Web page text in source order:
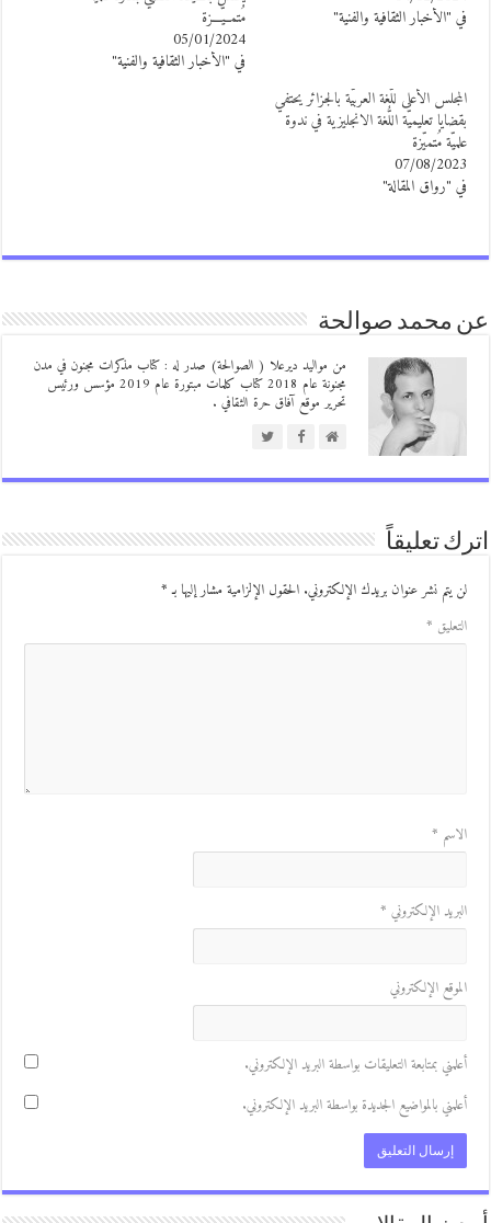
"الأخبار الثقافية والفنية"
مُتمــيّـــزة
05/01/2024
في "الأخبار الثقافية والفنية"
الأعلى للّغة العربيّة بالجزائر يحتفي
تعليميّة اللُّغة الانجليزية في ندوة
مُتميّزة
07/08/
"رواق المقالة"
محمد صوالحة
من مواليد ديرعلا ( الصوالحة) صدر له : كتاب مذكرات مجنون في مدن
مجنونة عام 2018 كتاب كلمات مبتورة عام 2019 مؤسس ورئيس
تحرير موقع آفاق حرة الثقافي .
تعليقاً
يتم نشر عنوان بريدك الإلكتروني.الحقول الإلزامية مشار إليها بـ*
*
*
الإلكتروني*
الإلكتروني
بمتابعة التعليقات بواسطة البريد الإلكتروني.
بالمواضيع الجديدة بواسطة البريد الإلكتروني.